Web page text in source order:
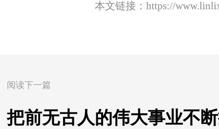
本文链接： https://
阅读下一篇
把前无古人的伟大事业不